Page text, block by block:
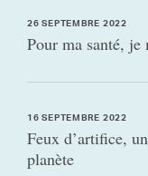
26 SEPTEMBRE 2022
Pour ma santé,
16 SEPTEMBRE 2022
Feux d’artifice,
planète